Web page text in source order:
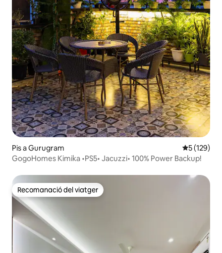
Pis a Gurugram 5 de
5 (129)
GogoHomes Kimika •PS5• Jacuzzi• 100% Power Backup!
Recomanació del viatger
Recomanació del viatger